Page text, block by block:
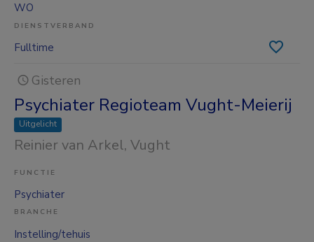
WO
DIENSTVERBAND
Fulltime
Gisteren
Psychiater Regioteam Vught-Meierij
Uitgelicht
Reinier van Arkel, Vught
FUNCTIE
Psychiater
BRANCHE
Instelling/tehuis